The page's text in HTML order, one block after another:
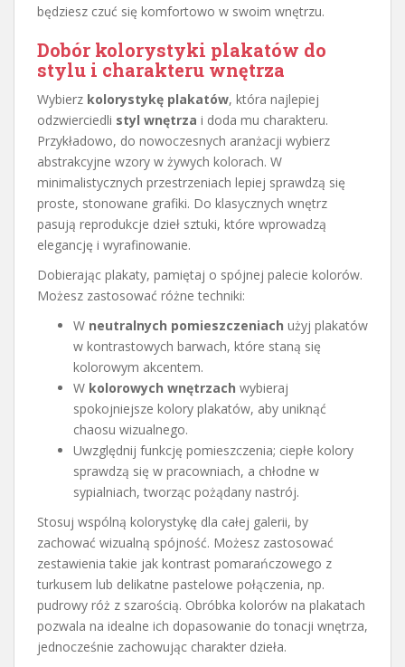
będziesz czuć się komfortowo w swoim wnętrzu.
Dobór kolorystyki plakatów do
stylu i charakteru wnętrza
Wybierz kolorystykę plakatów, która najlepiej
odzwierciedli styl wnętrza i doda mu charakteru.
Przykładowo, do nowoczesnych aranżacji wybierz
abstrakcyjne wzory w żywych kolorach. W
minimalistycznych przestrzeniach lepiej sprawdzą się
proste, stonowane grafiki. Do klasycznych wnętrz
pasują reprodukcje dzieł sztuki, które wprowadzą
elegancję i wyrafinowanie.
Dobierając plakaty, pamiętaj o spójnej palecie kolorów.
Możesz zastosować różne techniki:
W neutralnych pomieszczeniach użyj plakatów
w kontrastowych barwach, które staną się
kolorowym akcentem.
W kolorowych wnętrzach wybieraj
spokojniejsze kolory plakatów, aby uniknąć
chaosu wizualnego.
Uwzględnij funkcję pomieszczenia; ciepłe kolory
sprawdzą się w pracowniach, a chłodne w
sypialniach, tworząc pożądany nastrój.
Stosuj wspólną kolorystykę dla całej galerii, by
zachować wizualną spójność. Możesz zastosować
zestawienia takie jak kontrast pomarańczowego z
turkusem lub delikatne pastelowe połączenia, np.
pudrowy róż z szarością. Obróbka kolorów na plakatach
pozwala na idealne ich dopasowanie do tonacji wnętrza,
jednocześnie zachowując charakter dzieła.